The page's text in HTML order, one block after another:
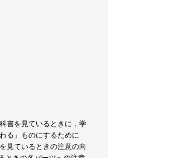
書を見ているときに，学
る」ものにするために
見ているときの注意の向